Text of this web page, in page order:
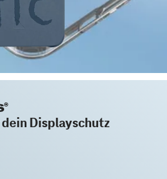
Displayschutz